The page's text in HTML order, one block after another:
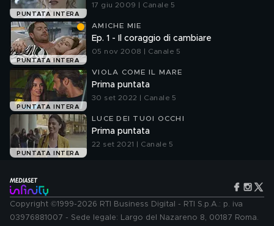
PUNTATA INTERA
17 giu 2009 | Canale 5
PUNTATA INTERA
AMICHE MIE
Ep. 1 - Il coraggio di cambiare
05 nov 2008 | Canale 5
PUNTATA INTERA
VIOLA COME IL MARE
Prima puntata
30 set 2022 | Canale 5
PUNTATA INTERA
LUCE DEI TUOI OCCHI
Prima puntata
22 set 2021 | Canale 5
Copyright ©1999-2026 RTI Business Digital - RTI S.p.A.: p. iva
03976881007 - Sede legale: Largo del Nazareno 8, 00187 Roma.